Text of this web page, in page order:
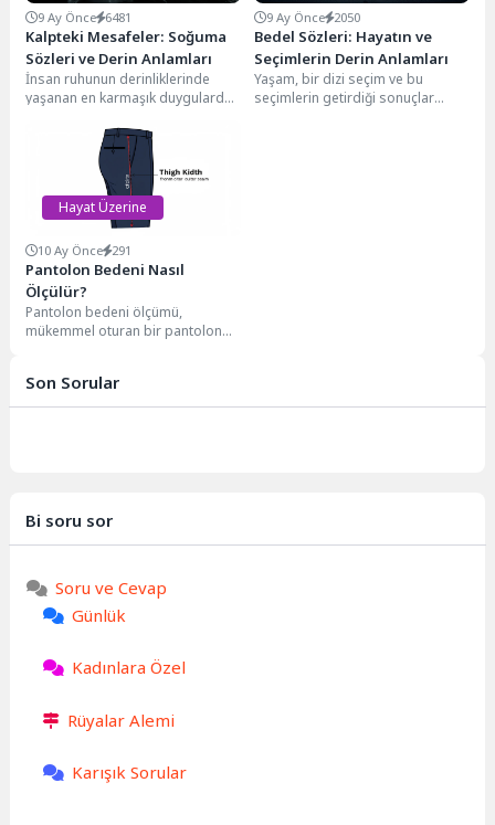
9 Ay Önce 6481
Kalpteki Mesafeler: Soğuma
Sözleri ve Derin Anlamları
İnsan ruhunun derinliklerinde
yaşanan en karmaşık duygulardan
9 Ay Önce 2050
Bedel Sözleri: Hayatın ve
Seçimlerin Derin Anlamları
Yaşam, bir dizi seçim ve bu
seçimlerin getirdiği sonuçlar
Hayat Üzerine
10 Ay Önce 291
Pantolon Bedeni Nasıl
Ölçülür?
Pantolon bedeni ölçümü,
mükemmel oturan bir pantolon
mağaza...
Son Sorular
Bi soru sor
Soru ve Cevap
Günlük
Kadınlara Özel
Rüyalar Alemi
Karışık Sorular